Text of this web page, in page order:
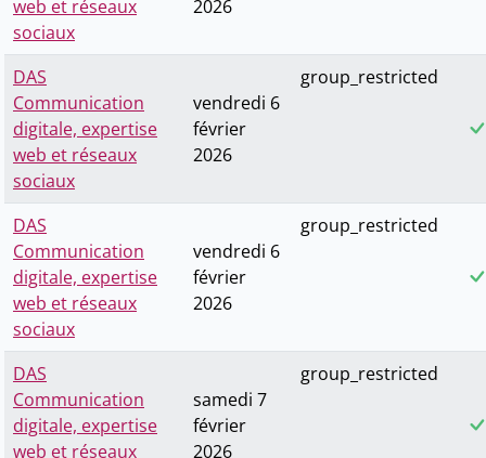
web et réseaux
sociaux
2026
DAS
Communication
digitale, expertise
web et réseaux
sociaux
vendredi 6
février
2026
group_restricted
DAS
Communication
digitale, expertise
web et réseaux
sociaux
vendredi 6
février
2026
group_restricted
DAS
Communication
digitale, expertise
web et réseaux
samedi 7
février
2026
group_restricted